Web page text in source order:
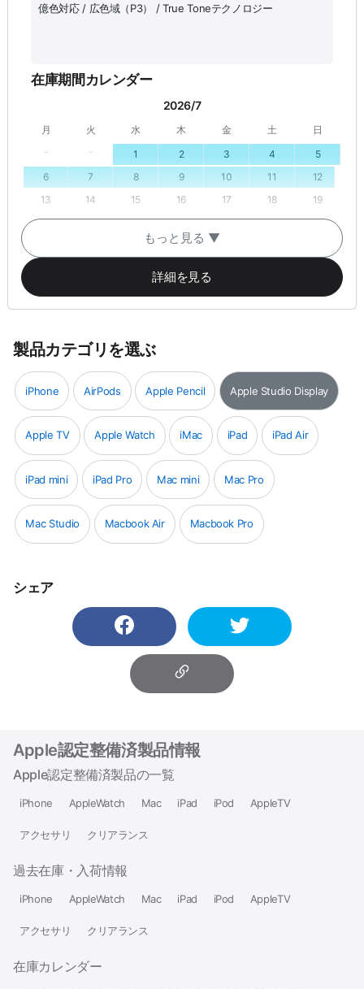
億色対応 / 広色域（P3） / True Toneテクノロジー
在庫期間カレンダー
2026/7
月 火 水 木 金 土
日
-
- 1 2 3 4
5
6
7 8 9 10 11
12
13
14 15 16 17 18
19
20
21 22 23 24 25
26
30
2026/8
月 火 水 木 金 土
日
3
4 5
12 14
19 21
25 27 28 29
30
- -
■在庫があった期間 ■ 6時間以内に売り切れ■ 12時間以内
に売り切れ
もっと見る ▼
詳細を見る
製品カテゴリを選ぶ
iPhone AirPods Apple Pencil Apple Studio Display
Apple TV Apple Watch iMac iPad iPad Air
iPad mini iPad Pro Mac mini Mac Pro
Mac Studio Macbook Air Macbook Pro
シェア
Apple認定整備済製品情報
Apple認定整備済製品の一覧
iPhone AppleWatch Mac iPad iPod AppleTV
アクセサリ クリアランス
過去在庫・入荷情報
iPhone AppleWatch Mac iPad iPod AppleTV
アクセサリ クリアランス
在庫カレンダー